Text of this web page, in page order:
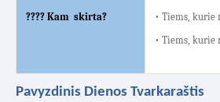
???? Kam skirta?
• Tiems,
• Tiems,
Pavyzdinis Dienos Tvarkaraštis